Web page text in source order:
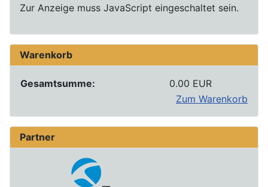
Zur Anzeige muss JavaScript eingeschaltet sein.
Warenkorb
Gesamtsumme:
0.00 EUR
Zum Warenkorb
Partner